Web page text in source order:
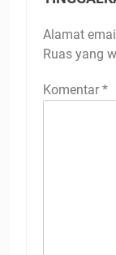
Alamat
Ruas yang
Komentar *